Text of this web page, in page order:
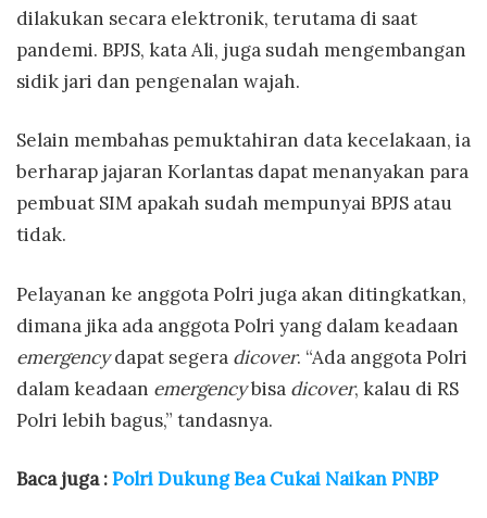
dilakukan secara elektronik, terutama di saat
pandemi. BPJS, kata Ali, juga sudah mengembangan
sidik jari dan pengenalan wajah.
Selain membahas pemuktahiran data kecelakaan, ia
berharap jajaran Korlantas dapat menanyakan para
pembuat SIM apakah sudah mempunyai BPJS atau
tidak.
Pelayanan ke anggota Polri juga akan ditingkatkan,
dimana jika ada anggota Polri yang dalam keadaan
emergencydapat segera dicover. “Ada anggota Polri
dalam keadaan emergencybisa dicover, kalau di RS
Polri lebih bagus,” tandasnya.
Baca juga :Polri Dukung Bea Cukai Naikan PNBP